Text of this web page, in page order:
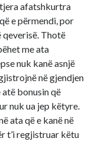
afatshkurtra
e përmendi, por
qeverisë. Thotë
me ata
nuk kanë asnjë
në gjendjen
bonusin që
nuk ua jep këtyre.
ata që e kanë në
t’i regjistruar këtu